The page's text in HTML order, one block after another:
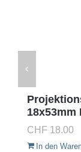
18x53mm
CHF 18.00
In den